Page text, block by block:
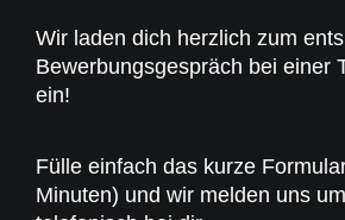
Wir laden dich herzlich zum
Bewerbungsgespräch bei einer
ein!
Fülle einfach das kurze
Minuten) und wir melden uns